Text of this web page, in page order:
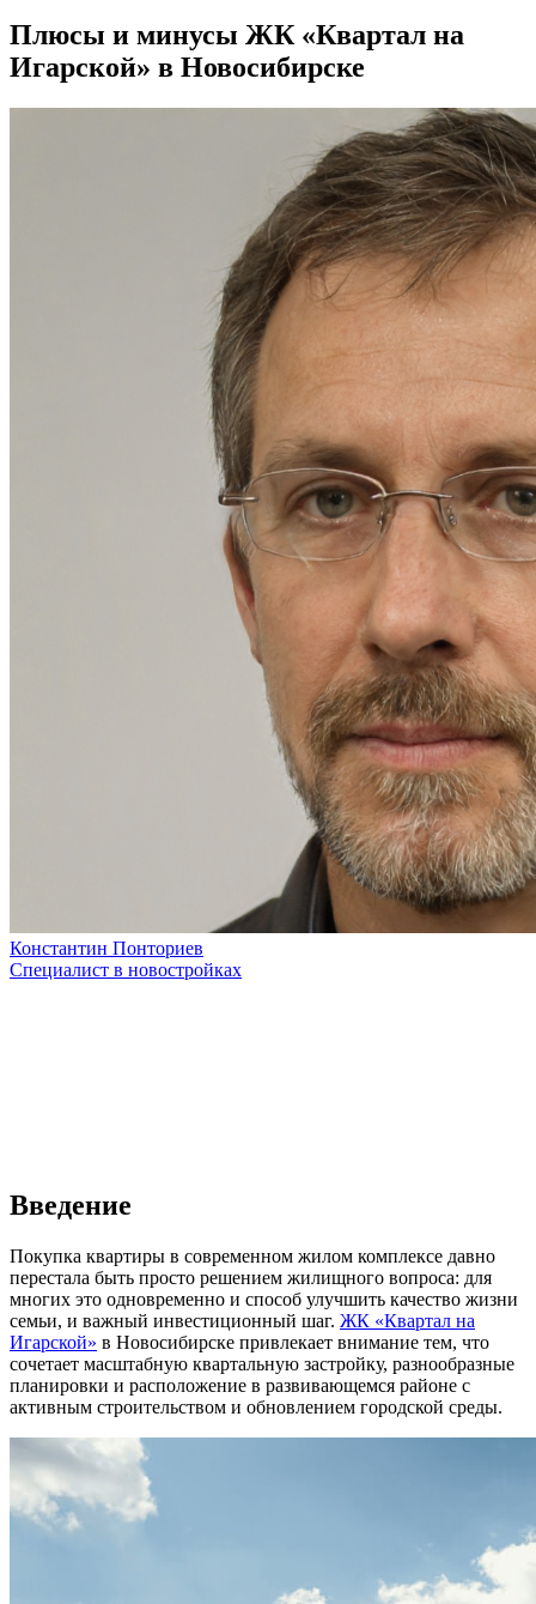
Плюсы и минусы ЖК «Квартал на
Игарской» в Новосибирске
Константин Понториев
Специалист в новостройках
Введение
Покупка квартиры в современном жилом комплексе давно
перестала быть просто решением жилищного вопроса: для
многих это одновременно и способ улучшить качество жизни
семьи, и важный инвестиционный шаг. ЖК «Квартал на
Игарской» в Новосибирске привлекает внимание тем, что
сочетает масштабную квартальную застройку, разнообразные
планировки и расположение в развивающемся районе с
активным строительством и обновлением городской среды.